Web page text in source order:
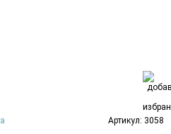
Артикул: 3058